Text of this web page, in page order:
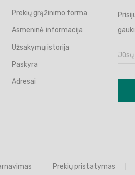
Prekių grąžinimo forma
Asmeninė informacija
Užsakymų istorija
Paskyra
Adresai
Prekių pristatymas